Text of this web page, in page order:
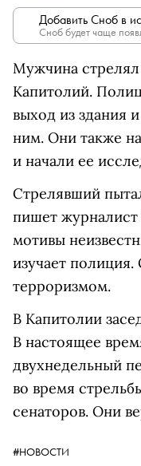
Добавить Сноб в
Сноб будет чаще
Мужчина стрелял
Капитолий.
выход из здания
ним. Они также
и начали ее
Стрелявший
пишет
мотивы
изучает
терроризмом.
В Капитолии
В настоящее
двухнедельный
во время
сенаторов. Они
#НОВОСТИ